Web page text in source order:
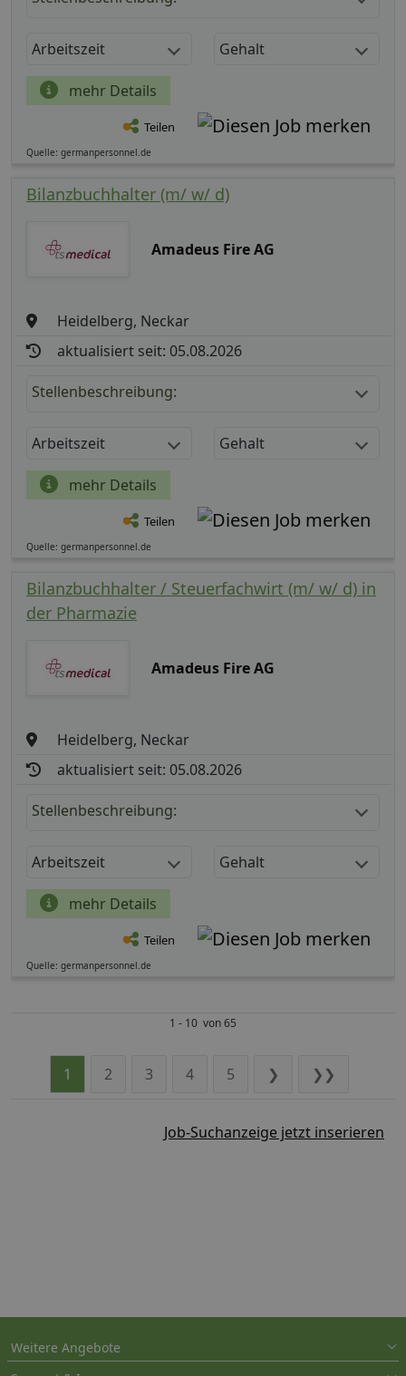
Arbeitszeit Gehalt
mehr Details
Teilen
Quelle: germanpersonnel.de
Bilanzbuchhalter (m/ w/ d)
Amadeus Fire AG
Heidelberg, Neckar
aktualisiert seit: 05.08.2026
Stellenbeschreibung:
Arbeitszeit Gehalt
mehr Details
Teilen
Quelle: germanpersonnel.de
Bilanzbuchhalter / Steuerfachwirt (m/ w/ d) in
der Pharmazie
Amadeus Fire AG
Heidelberg, Neckar
aktualisiert seit: 05.08.2026
Stellenbeschreibung:
Arbeitszeit Gehalt
mehr Details
Teilen
Quelle: germanpersonnel.de
1 - 10 von 65
1 2 3 4 5 ❯ ❯❯
Job-Suchanzeige jetzt inserieren
Weitere Angebote